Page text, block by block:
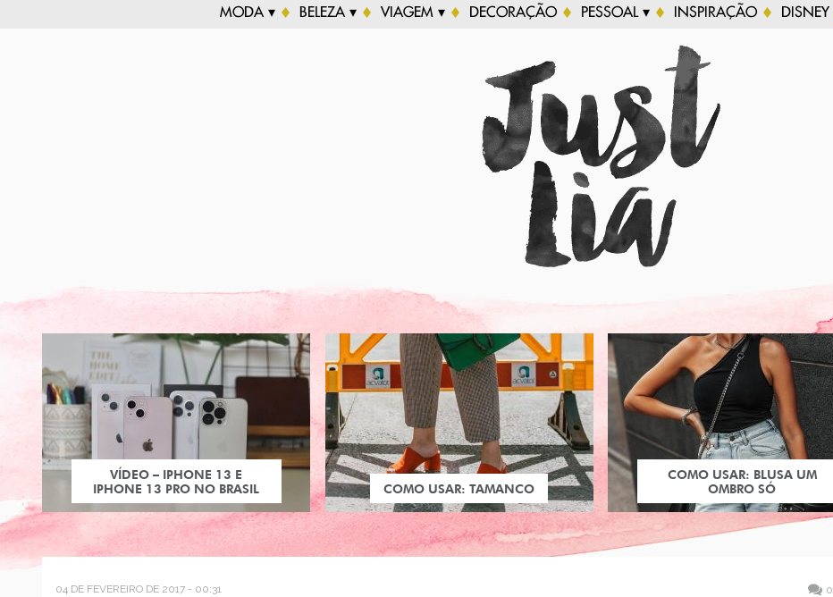
MODA ▾ BELEZA ▾ VIAGEM ▾ DECORAÇÃO PESSOAL ▾ INSPIRAÇÃO DISNEY
VÍDEO – IPHONE 13 E
IPHONE 13 PRO NO BRASIL
COMO USAR: TAMANCO
COMO USAR: BLUSA UM
OMBRO SÓ
04 DE FEVEREIRO DE 2017 - 00:31 0